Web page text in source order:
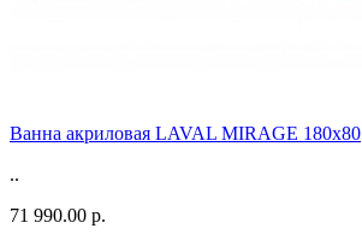
Ванна акриловая LAVAL MIRAGE 180x80
..
71 990.00 р.